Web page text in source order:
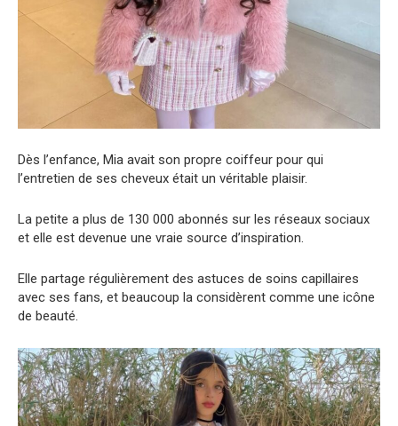
Dès l’enfance, Mia avait son propre coiffeur pour qui
l’entretien de ses cheveux était un véritable plaisir.
La petite a plus de 130 000 abonnés sur les réseaux sociaux
et elle est devenue une vraie source d’inspiration.
Elle partage régulièrement des astuces de soins capillaires
avec ses fans, et beaucoup la considèrent comme une icône
de beauté.